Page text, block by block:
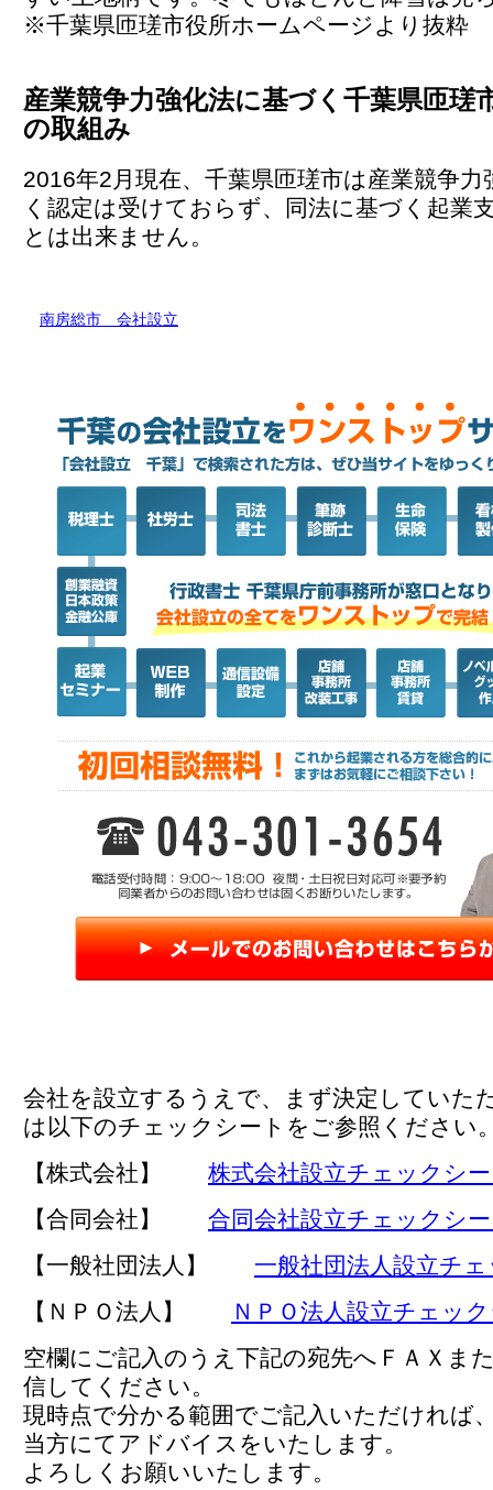
※千葉県匝瑳市役所ホームページより抜粋
産業競争力強化法に基づく千葉県匝瑳
の取組み
2016年2月現在、千葉県匝瑳市は産業競争力
く認定は受けておらず、同法に基づく起業
とは出来ません。
南房総市 会社設立
会社を設立するうえで、まず決定していた
は以下のチェックシートをご参照ください
【株式会社】 株式会社設立チェックシ
【合同会社】 合同会社設立チェックシ
【一般社団法人】 一般社団法人設立チ
【ＮＰＯ法人】
ＮＰＯ法人設立チェッ
空欄にご記入のうえ下記の宛先へＦＡＸま
信してください。
現時点で分かる範囲でご記入いただければ
当方にてアドバイスをいたします。
よろしくお願いいたします。